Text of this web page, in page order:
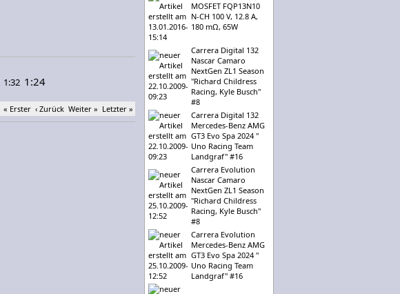
1:32 1:24
« Erster ‹ Zurück Weiter » Letzter »
MOSFET FQP13N10
N-CH 100 V, 12.8 A,
180 mΩ, 65W
Carrera Digital 132
Nascar Camaro
NextGen ZL1 Season
"Richard Childress
Racing, Kyle Busch"
#8
Carrera Digital 132
Mercedes-Benz AMG
GT3 Evo Spa 2024 "
Uno Racing Team
Landgraf" #16
Carrera Evolution
Nascar Camaro
NextGen ZL1 Season
"Richard Childress
Racing, Kyle Busch"
#8
Carrera Evolution
Mercedes-Benz AMG
GT3 Evo Spa 2024 "
Uno Racing Team
Landgraf" #16